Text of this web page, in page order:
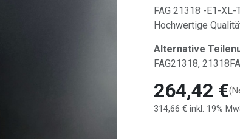
FAG 21318 -E1-
Hochwertige
Alternative
FAG21318,
264,42 €
314,66 € inkl. 19%